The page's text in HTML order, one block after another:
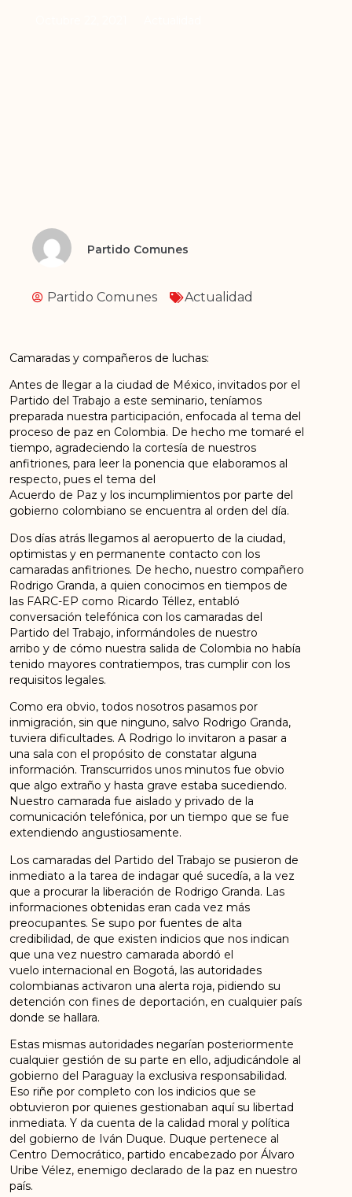
Partido Comunes
Partido Comunes Actualidad
Camaradas y compañeros de luchas:
Antes de llegar a la ciudad de México, invitados por el
Partido del Trabajo a este seminario, teníamos
preparada nuestra participación, enfocada al tema del
proceso de paz en Colombia. De hecho me tomaré el
tiempo, agradeciendo la cortesía de nuestros
anfitriones, para leer la ponencia que elaboramos al
respecto, pues el tema del
Acuerdo de Paz y los incumplimientos por parte del
gobierno colombiano se encuentra al orden del día.
Dos días atrás llegamos al aeropuerto de la ciudad,
optimistas y en permanente contacto con los
camaradas anfitriones. De hecho, nuestro compañero
Rodrigo Granda, a quien conocimos en tiempos de
las FARC-EP como Ricardo Téllez, entabló
conversación telefónica con los camaradas del
Partido del Trabajo, informándoles de nuestro
arribo y de cómo nuestra salida de Colombia no había
tenido mayores contratiempos, tras cumplir con los
requisitos legales.
Como era obvio, todos nosotros pasamos por
inmigración, sin que ninguno, salvo Rodrigo Granda,
tuviera dificultades. A Rodrigo lo invitaron a pasar a
una sala con el propósito de constatar alguna
información. Transcurridos unos minutos fue obvio
que algo extraño y hasta grave estaba sucediendo.
Nuestro camarada fue aislado y privado de la
comunicación telefónica, por un tiempo que se fue
extendiendo angustiosamente.
Los camaradas del Partido del Trabajo se pusieron de
inmediato a la tarea de indagar qué sucedía, a la vez
que a procurar la liberación de Rodrigo Granda. Las
informaciones obtenidas eran cada vez más
preocupantes. Se supo por fuentes de alta
credibilidad, de que existen indicios que nos indican
que una vez nuestro camarada abordó el
vuelo internacional en Bogotá, las autoridades
colombianas activaron una alerta roja, pidiendo su
detención con fines de deportación, en cualquier país
donde se hallara.
Estas mismas autoridades negarían posteriormente
cualquier gestión de su parte en ello, adjudicándole al
gobierno del Paraguay la exclusiva responsabilidad.
Eso riñe por completo con los indicios que se
obtuvieron por quienes gestionaban aquí su libertad
inmediata. Y da cuenta de la calidad moral y política
del gobierno de Iván Duque. Duque pertenece al
Centro Democrático, partido encabezado por Álvaro
Uribe Vélez, enemigo declarado de la paz en nuestro
país.